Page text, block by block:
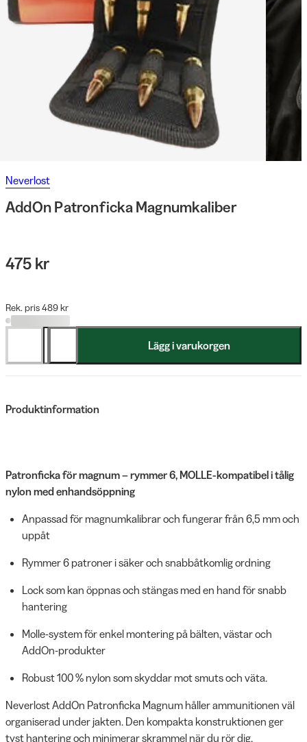
Neverlost
AddOn Patronficka Magnumkaliber
475 kr
Rek. pris 489 kr
Lägg i varukorgen
Produktinformation
Patronficka för magnum – rymmer 6, MOLLE-kompatibel i tålig
nylon med enhandsöppning
Anpassad för magnumkalibrar och fungerar från 6,5 mm och
uppåt
Rymmer 6 patroner i säker och snabbåtkomlig ordning
Lock som kan öppnas och stängas med en hand för snabb
hantering
Molle-system för enkel montering på bälten, västar och
AddOn-produkter
Robust 100 % nylon som skyddar mot smuts och väta.
Neverlost AddOn Patronficka Magnum håller ammunitionen väl
organiserad under jakten. Den kompakta konstruktionen ger
tyst hantering och minimerar skrammel när du rör dig.